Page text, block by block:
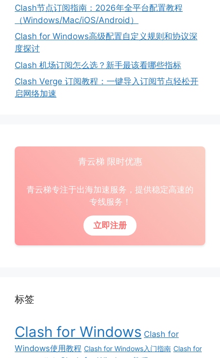
Clash节点订阅指南：2026年全平台配置教程
（Windows/Mac/iOS/Android）
Clash for Windows高级配置自定义规则和协议深
度探讨
Clash 机场订阅怎么选？新手最该看哪些指标
Clash Verge 订阅教程：一键导入订阅节点轻松开
启网络加速
青云梯 限时优惠
青云梯专注于出海加速服务，提供稳定高速的
专线服务！
立即注册
标签
Clash for Windows Clash for
Windows使用教程 Clash for Windows入门指南 Clash for